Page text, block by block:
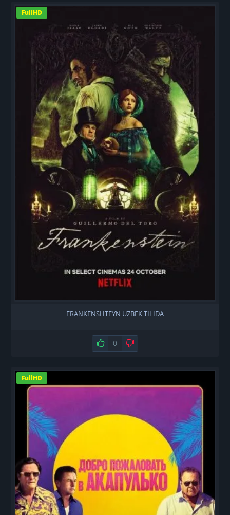
FullHD
FRANKENSHTEYN UZBEK TILIDA
Нравится
0 Не нравится
FullHD